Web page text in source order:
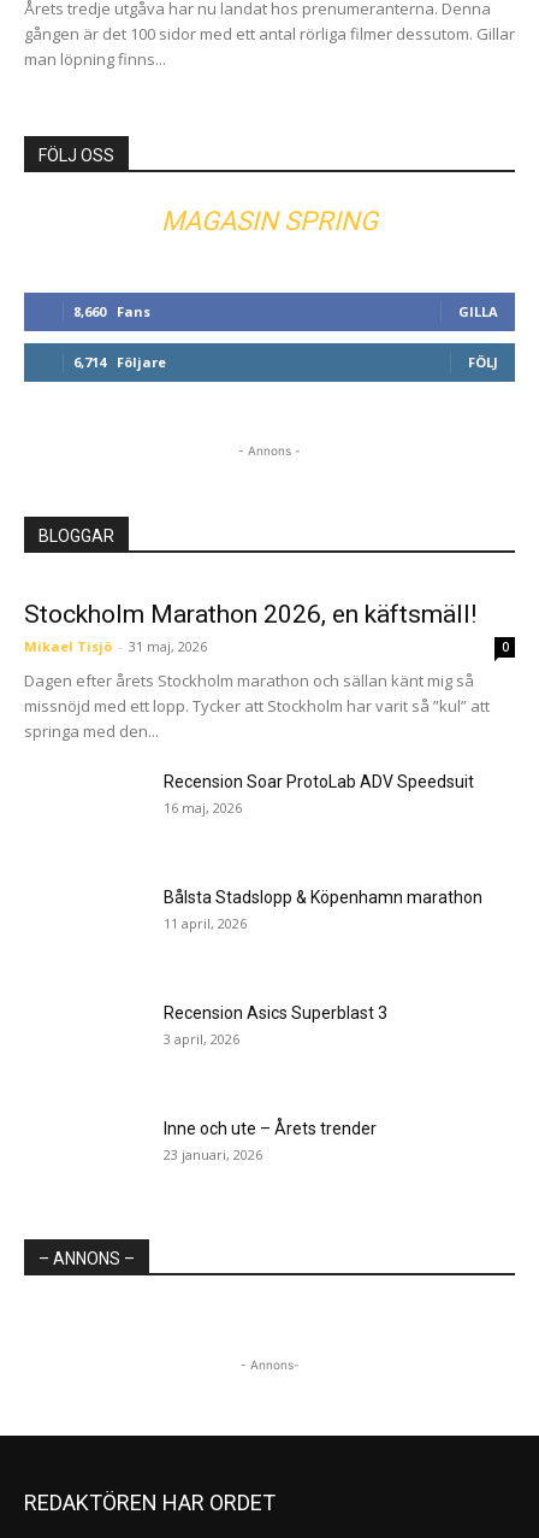
Årets tredje utgåva har nu landat hos prenumeranterna. Denna
gången är det 100 sidor med ett antal rörliga filmer dessutom. Gillar
man löpning finns...
FÖLJ OSS
MAGASIN SPRING
8,660 Fans GILLA
6,714 Följare FÖLJ
- Annons -
BLOGGAR
Stockholm Marathon 2026, en käftsmäll!
Mikael Tisjö - 31 maj, 2026 0
Dagen efter årets Stockholm marathon och sällan känt mig så
missnöjd med ett lopp. Tycker att Stockholm har varit så ”kul” att
springa med den...
Recension Soar ProtoLab ADV Speedsuit
16 maj, 2026
Bålsta Stadslopp & Köpenhamn marathon
11 april, 2026
Recension Asics Superblast 3
3 april, 2026
Inne och ute – Årets trender
23 januari, 2026
– ANNONS –
- Annons-
REDAKTÖREN HAR ORDET